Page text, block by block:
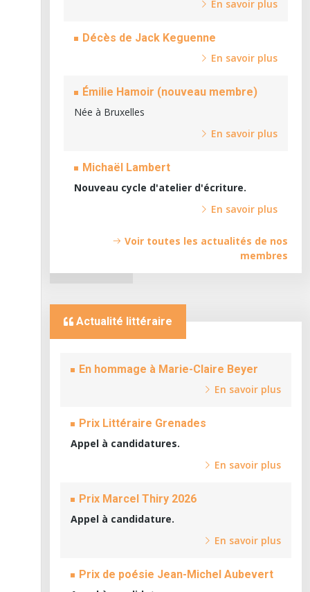
En savoir plus
Décès de Jack Keguenne
En savoir plus
Émilie Hamoir (nouveau membre)
Née à Bruxelles
En savoir plus
Michaël Lambert
Nouveau cycle d'atelier d'écriture.
En savoir plus
Voir toutes les actualités de nos
membres
Actualité littéraire
En hommage à Marie-Claire Beyer
En savoir plus
Prix Littéraire Grenades
Appel à candidatures.
En savoir plus
Prix Marcel Thiry 2026
Appel à candidature.
En savoir plus
Prix de poésie Jean-Michel Aubevert